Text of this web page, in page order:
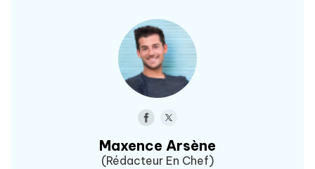
Maxence Arsène
(Rédacteur En Chef)